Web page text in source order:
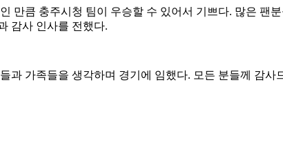
만큼 충주시청 팀이 우승할 수 있어서 기쁘다. 많은 팬
감사 인사를 전했다.
과 가족들을 생각하며 경기에 임했다. 모든 분들께 감사